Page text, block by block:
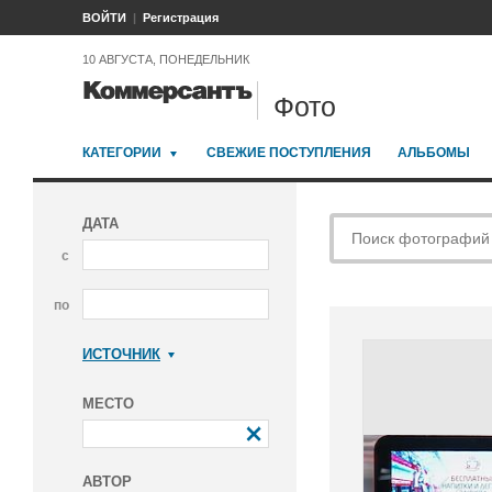
ВОЙТИ Регистрация
10 АВГУСТА, ПОНЕДЕЛЬНИК
Фото
КАТЕГОРИИ СВЕЖИЕ ПОСТУПЛЕНИЯ АЛЬБОМЫ
ДАТА
с
по
ИСТОЧНИК
МЕСТО
АВТОР